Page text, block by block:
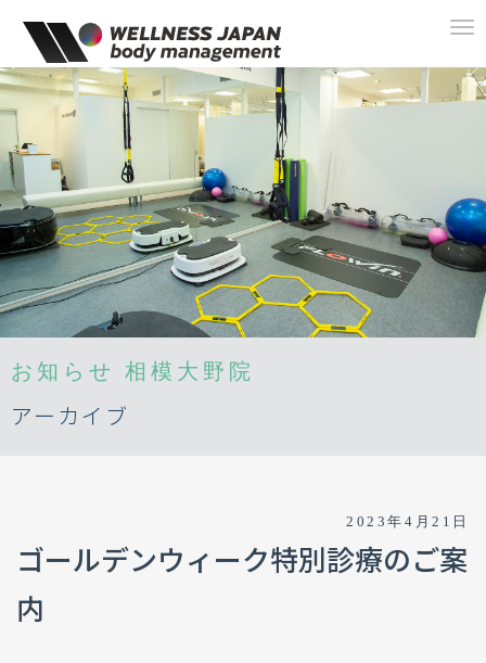
お知らせ 相模大野院
アーカイブ
2023年4月21日
ゴールデンウィーク特別診療のご案
内